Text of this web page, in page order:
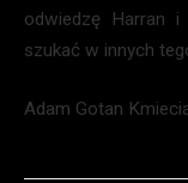
odwiedzę Harran
szukać w innych
Adam Gotan